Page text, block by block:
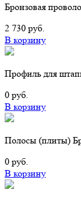
Бронзовая
2 730 руб.
В корзину
Профиль для
0 руб.
В корзину
Полосы (плиты)
0 руб.
В корзину